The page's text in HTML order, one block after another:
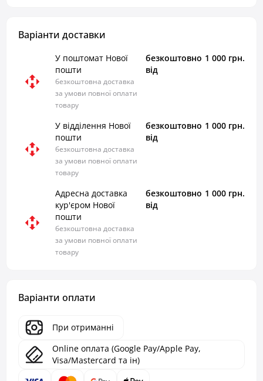
Варіанти доставки
У поштомат Нової
пошти
безкоштовна доставка
за умови повної оплати
товару
безкоштовно
від
1 000 грн.
У відділення Нової
пошти
безкоштовна доставка
за умови повної оплати
товару
безкоштовно
від
1 000 грн.
Адресна доставка
кур'єром Нової
пошти
безкоштовна доставка
за умови повної оплати
товару
безкоштовно
від
1 000 грн.
Варіанти оплати
При отриманні
Online оплата (Google Pay/Apple Pay,
Visa/Mastercard та ін)